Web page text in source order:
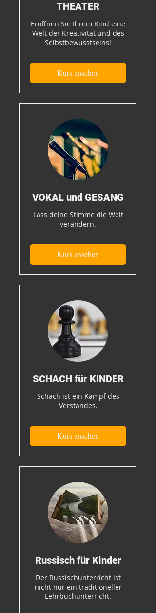
THEATER
Eröffnen Sie Ihrem Kind eine
Welt der Kreativität und des
Selbstbewusstseins!
Kurs ansehen
VOKAL und GESANG
Lass deine Stimme die Welt
verändern.
Kurs ansehen
SCHACH für KINDER
Schach ist ein Kampf des
Verstandes.
Kurs ansehen
Russisch für Kinder
Der Russischunterricht ist
nicht nur ein traditioneller
Lehrbuchunterricht.